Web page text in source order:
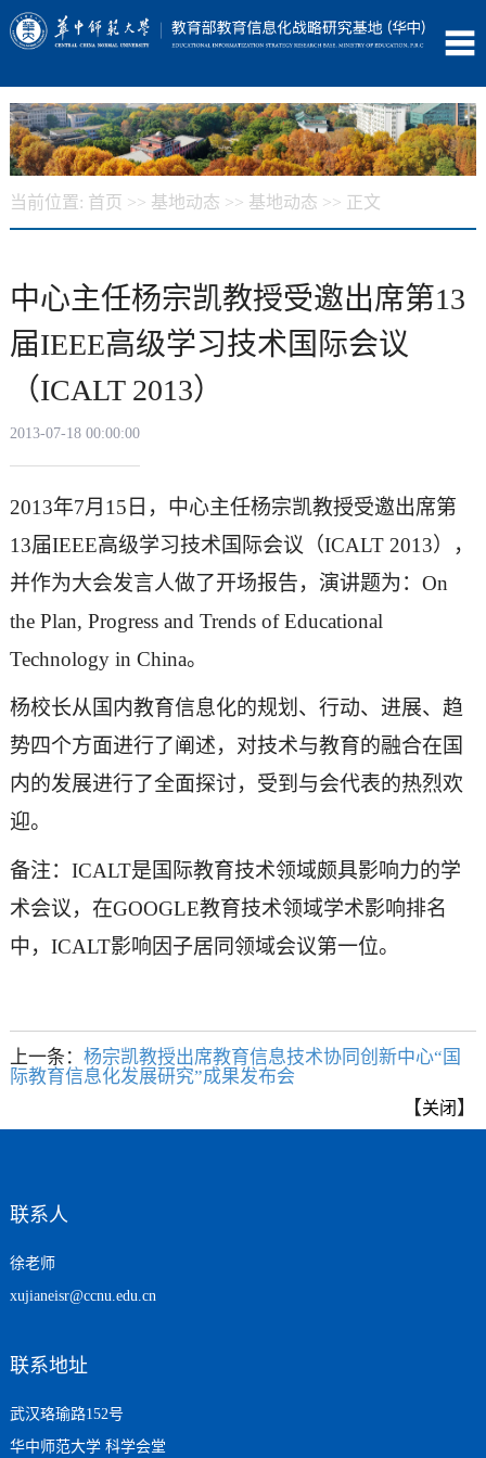
当前位置: 首页 >> 基地动态 >> 基地动态 >> 正文
中心主任杨宗凯教授受邀出席第13
届IEEE高级学习技术国际会议
（ICALT 2013）
2013-07-18 00:00:00
2013年7月15日，中心主任杨宗凯教授受邀出席第
13届IEEE高级学习技术国际会议（ICALT 2013），
并作为大会发言人做了开场报告，演讲题为：On
the Plan, Progress and Trends of Educational
Technology in China。
杨校长从国内教育信息化的规划、行动、进展、趋
势四个方面进行了阐述，对技术与教育的融合在国
内的发展进行了全面探讨，受到与会代表的热烈欢
迎。
备注：ICALT是国际教育技术领域颇具影响力的学
术会议，在GOOGLE教育技术领域学术影响排名
中，ICALT影响因子居同领域会议第一位。
上一条： 杨宗凯教授出席教育信息技术协同创新中心“国
际教育信息化发展研究”成果发布会
【关闭 】
联系人
徐老师
xujianeisr@ccnu.edu.cn
联系地址
武汉珞瑜路152号
华中师范大学 科学会堂